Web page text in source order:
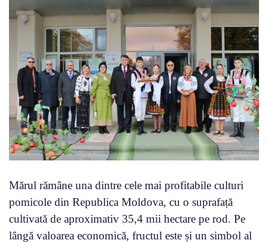
Mărul rămâne una dintre cele mai profitabile culturi
pomicole din Republica Moldova, cu o suprafață
cultivată de aproximativ 35,4 mii hectare pe rod. Pe
lângă valoarea economică, fructul este și un simbol al